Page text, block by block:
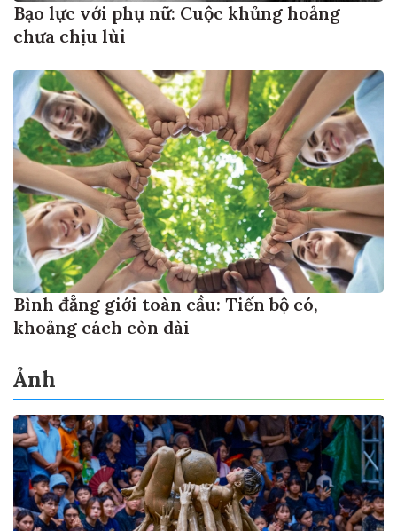
Bạo lực với phụ nữ: Cuộc khủng hoảng
chưa chịu lùi
Bình đẳng giới toàn cầu: Tiến bộ có,
khoảng cách còn dài
Ảnh